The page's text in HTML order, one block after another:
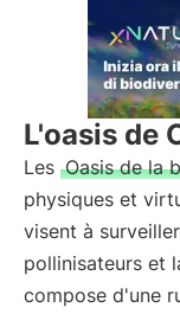
L'oasis de
Les Oasis de la
physiques et
visent à
pollinisateurs et
compose d'une